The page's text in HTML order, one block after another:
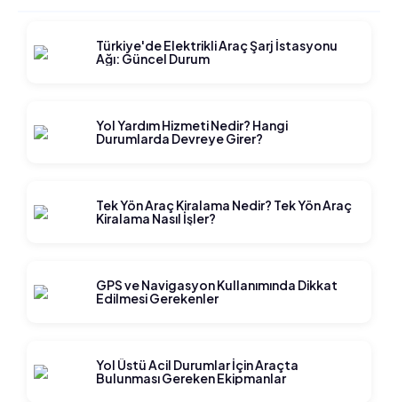
Türkiye'de Elektrikli Araç Şarj İstasyonu
Ağı: Güncel Durum
Yol Yardım Hizmeti Nedir? Hangi
Durumlarda Devreye Girer?
Tek Yön Araç Kiralama Nedir? Tek Yön Araç
Kiralama Nasıl İşler?
GPS ve Navigasyon Kullanımında Dikkat
Edilmesi Gerekenler
Yol Üstü Acil Durumlar İçin Araçta
Bulunması Gereken Ekipmanlar